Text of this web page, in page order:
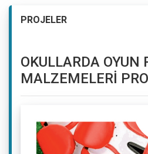
PROJELER
OKULLARDA OYUN
MALZEMELERİ